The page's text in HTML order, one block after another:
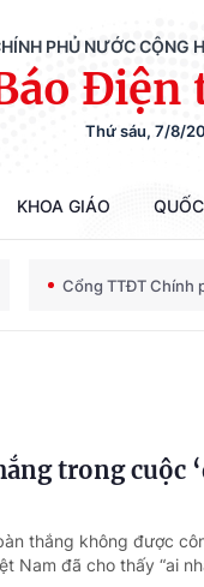
PHỦ NƯỚC CỘNG
Điện
Thứ sáu, 7/8/
KHOA GIÁO
Cổng TTĐT Chính
trong cuộc
thắng không được
Nam đã cho thấy “ai